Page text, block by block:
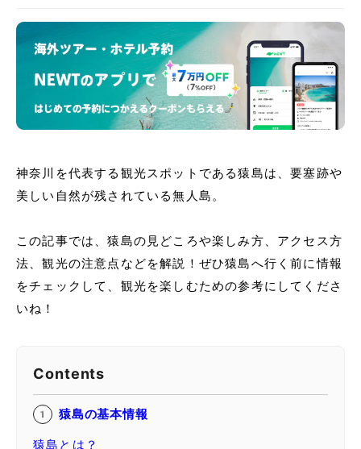
神奈川を代表する観光スポットである猿島は、要塞跡や
美しい自然が残されている無人島。
この記事では、猿島の見どころや楽しみ方、アクセス方
法、観光の注意点などを解説！ぜひ猿島へ行く前に情報
をチェックして、観光を楽しむための参考にしてくださ
いね！
Contents
猿島の基本情報
猿島とは？